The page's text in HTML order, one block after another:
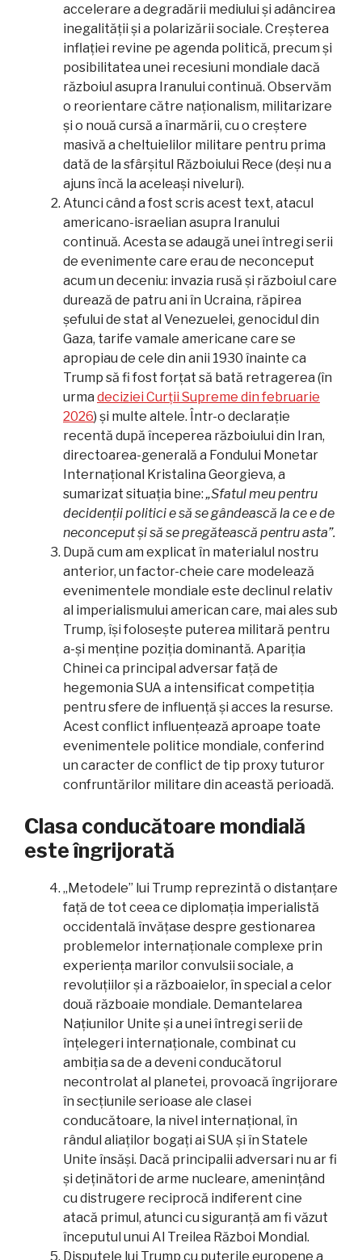
accelerare a degradării mediului și adâncirea
inegalității și a polarizării sociale. Creșterea
inflației revine pe agenda politică, precum și
posibilitatea unei recesiuni mondiale dacă
războiul asupra Iranului continuă. Observăm
o reorientare către naționalism, militarizare
și o nouă cursă a înarmării, cu o creștere
masivă a cheltuielilor militare pentru prima
dată de la sfârșitul Războiului Rece (deși nu a
ajuns încă la aceleași niveluri).
Atunci când a fost scris acest text, atacul
americano-israelian asupra Iranului
continuă. Acesta se adaugă unei întregi serii
de evenimente care erau de neconceput
acum un deceniu: invazia rusă și războiul care
durează de patru ani în Ucraina, răpirea
șefului de stat al Venezuelei, genocidul din
Gaza, tarife vamale americane care se
apropiau de cele din anii 1930 înainte ca
Trump să fi fost forțat să bată retragerea (în
urma deciziei Curții Supreme din februarie
2026) și multe altele. Într-o declarație
recentă după începerea războiului din Iran,
directoarea-generală a Fondului Monetar
Internațional Kristalina Georgieva, a
sumarizat situația bine: „Sfatul meu pentru
decidenții politici e să se gândească la ce e de
neconceput și să se pregătească pentru asta”.
După cum am explicat în materialul nostru
anterior, un factor-cheie care modelează
evenimentele mondiale este declinul relativ
al imperialismului american care, mai ales sub
Trump, își folosește puterea militară pentru
a-și menține poziția dominantă. Apariția
Chinei ca principal adversar față de
hegemonia SUA a intensificat competiția
pentru sfere de influență și acces la resurse.
Acest conflict influențează aproape toate
evenimentele politice mondiale, conferind
un caracter de conflict de tip proxy tuturor
confruntărilor militare din această perioadă.
Clasa conducătoare mondială
este îngrijorată
„Metodele” lui Trump reprezintă o distanțare
față de tot ceea ce diplomația imperialistă
occidentală învățase despre gestionarea
problemelor internaționale complexe prin
experiența marilor convulsii sociale, a
revoluțiilor și a războaielor, în special a celor
două războaie mondiale. Demantelarea
Națiunilor Unite și a unei întregi serii de
înțelegeri internaționale, combinat cu
ambiția sa de a deveni conducătorul
necontrolat al planetei, provoacă îngrijorare
în secțiunile serioase ale clasei
conducătoare, la nivel internațional, în
rândul aliaților bogați ai SUA și în Statele
Unite însăși. Dacă principalii adversari nu ar fi
și deținători de arme nucleare, amenințând
cu distrugere reciprocă indiferent cine
atacă primul, atunci cu siguranță am fi văzut
începutul unui Al Treilea Război Mondial.
Disputele lui Trump cu puterile europene a